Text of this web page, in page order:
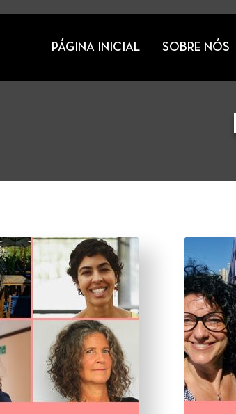
PÁGINA INICIAL SOBRE NÓS